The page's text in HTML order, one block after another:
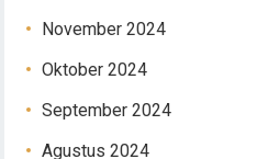
November 2024
Oktober 2024
September 2024
Agustus 2024